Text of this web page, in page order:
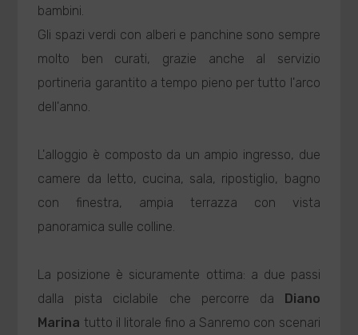
bambini.
Gli spazi verdi con alberi e panchine sono sempre
molto ben curati, grazie anche al servizio
portineria garantito a tempo pieno per tutto l'arco
dell'anno.
L'alloggio è composto da un ampio ingresso, due
camere da letto, cucina, sala, ripostiglio, bagno
con finestra, ampia terrazza con vista
panoramica sulle colline.
La posizione è sicuramente ottima: a due passi
dalla pista ciclabile che percorre da Diano
Marina tutto il litorale fino a Sanremo con scenari